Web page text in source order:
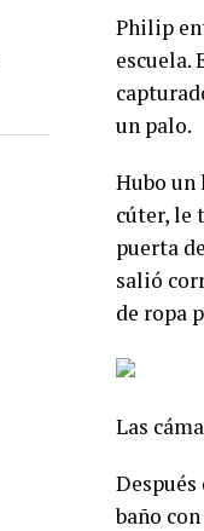
Philip
escuela.
un palo.
Hubo un
cúter, le
puerta
salió
de ropa
Las
baño